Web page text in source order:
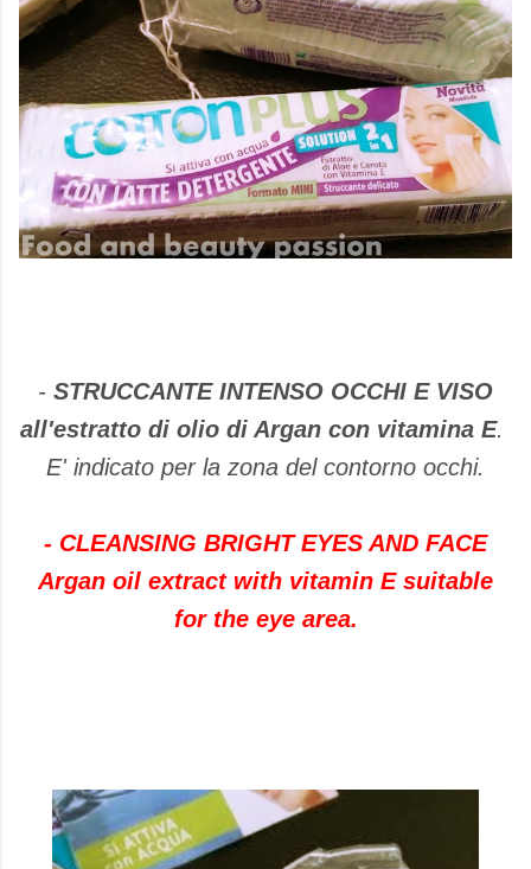
- STRUCCANTE INTENSO OCCHI E VISO
all'estratto di olio di Argan con vitamina E.
E' indicato per la zona del contorno occhi.
- CLEANSING BRIGHT EYES AND FACE
Argan oil extract with vitamin E suitable
for the eye area.